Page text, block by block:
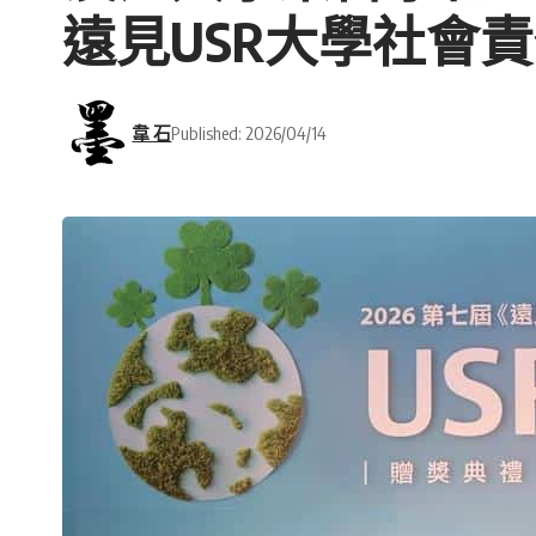
遠見USR大學社會
韋 石Published: 2026/04/14